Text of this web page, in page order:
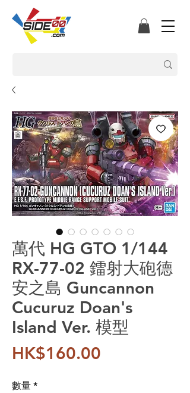
萬代 HG GTO 1/144
RX-77-02 鐳射大砲德
安之島 Guncannon
Cucuruz Doan's
Island Ver. 模型
HK$160.00
數量 *